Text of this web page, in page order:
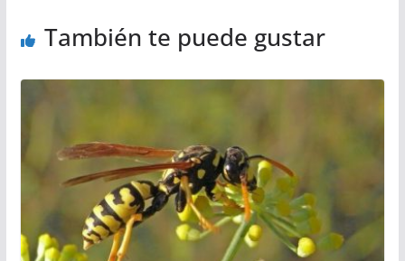
También te puede gustar